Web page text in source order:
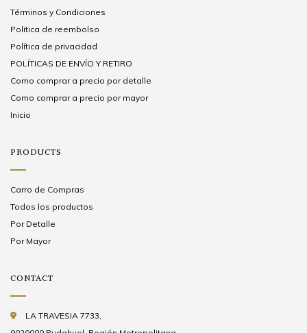
Términos y Condiciones
Politica de reembolso
Política de privacidad
POLÍTICAS DE ENVÍO Y RETIRO
Como comprar a precio por detalle
Como comprar a precio por mayor
Inicio
PRODUCTS
Carro de Compras
Todos los productos
Por Detalle
Por Mayor
CONTACT
LA TRAVESIA 7733,